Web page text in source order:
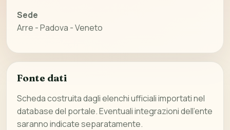
Sede
Arre - Padova - Veneto
Fonte dati
Scheda costruita dagli elenchi ufficiali importati nel
database del portale. Eventuali integrazioni dell’ente
saranno indicate separatamente.